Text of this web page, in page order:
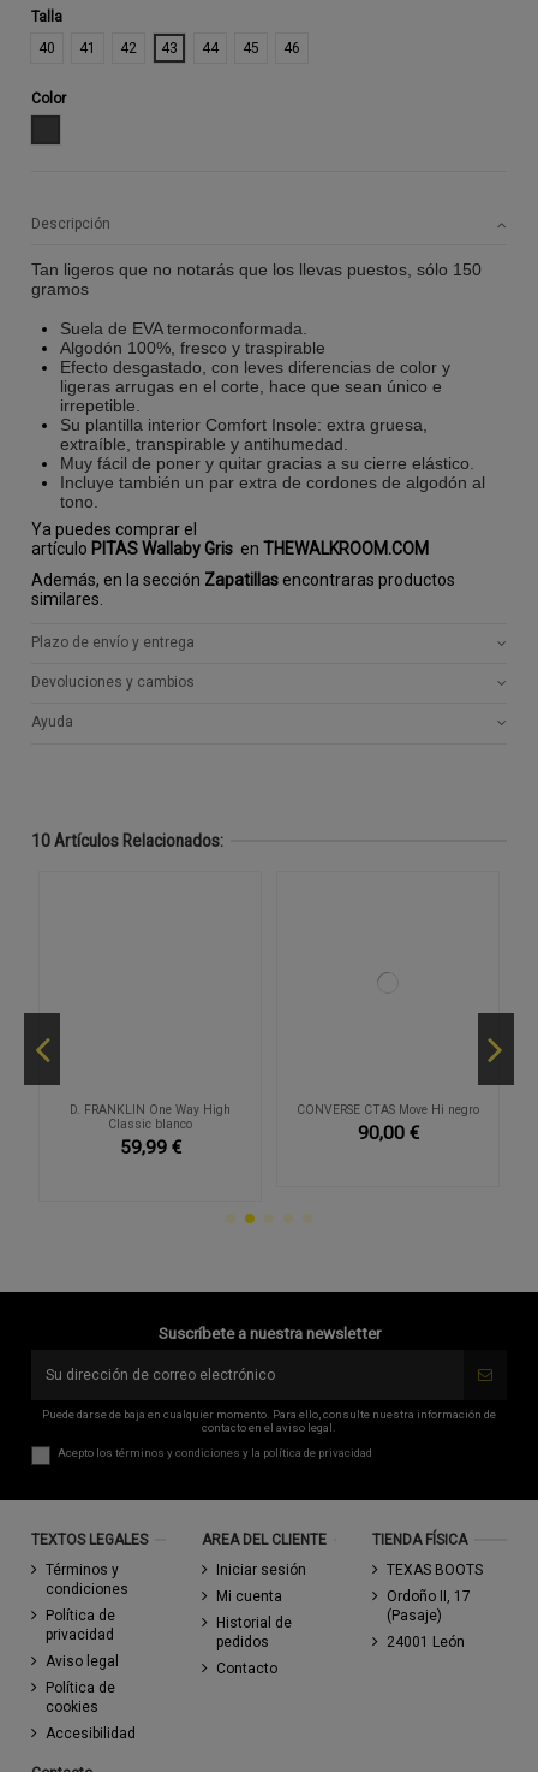
Talla
40
41 42 43 44 45 46
Color
Descripción
Tan ligeros que no notarás que los llevas puestos, sólo 150
gramos
Suela de EVA termoconformada.
Algodón 100%, fresco y traspirable
Efecto desgastado, con leves diferencias de color y
ligeras arrugas en el corte, hace que sean único e
irrepetible.
Su plantilla interior Comfort Insole: extra gruesa,
extraíble, transpirable y antihumedad.
Muy fácil de poner y quitar gracias a su cierre elástico.
Incluye también un par extra de cordones de algodón al
tono.
Ya puedes comprar el
artículo PITAS Wallaby Gris enTHEWALKROOM.COM
Además, en la sección Zapatillas encontraras productos
similares.
Plazo de envío y entrega
Devoluciones y cambios
Ayuda
10 Artículos Relacionados:
D. FRANKLIN One Way High
Classic blanco
59,99 €
CONVERSE CTAS Move Hi negro
90,00 €
Suscríbete a nuestra newsletter
Puede darse de baja en cualquier momento. Para ello, consulte nuestra información de
contacto en el aviso legal.
Acepto lostérminos y condiciones y la política de privacidad
TEXTOS LEGALES
Términos y
condiciones
Política de
privacidad
Aviso legal
Política de
cookies
Accesibilidad
AREA DEL CLIENTE
Iniciar sesión
Mi cuenta
Historial de
pedidos
Contacto
TIENDA FÍSICA
TEXAS BOOTS
Ordoño II, 17
(Pasaje)
24001 León